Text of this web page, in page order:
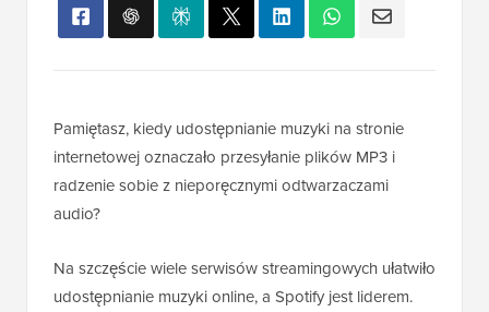
Pamiętasz, kiedy udostępnianie muzyki na stronie
internetowej oznaczało przesyłanie plików MP3 i
radzenie sobie z nieporęcznymi odtwarzaczami
audio?
Na szczęście wiele serwisów streamingowych ułatwiło
udostępnianie muzyki online, a Spotify jest liderem.